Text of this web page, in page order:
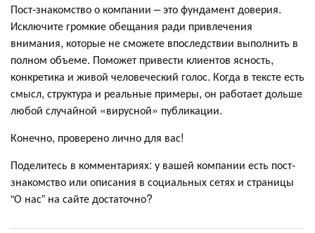
Пост-знакомство о компании – это фундамент доверия.
Исключите громкие обещания ради привлечения
внимания, которые не сможете впоследствии выполнить в
полном объеме. Поможет привести клиентов ясность,
конкретика и живой человеческий голос. Когда в тексте есть
смысл, структура и реальные примеры, он работает дольше
любой случайной «вирусной» публикации.
Конечно, проверено лично для вас!
Поделитесь в комментариях: у вашей компании есть пост-
знакомство или описания в социальных сетях и страницы
“О нас” на сайте достаточно?